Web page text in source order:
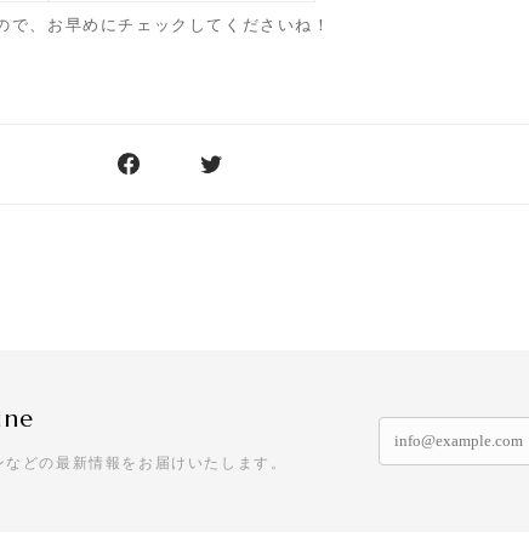
で、お早めにチェックしてくださいね！
どの最新情報をお届けいたします。